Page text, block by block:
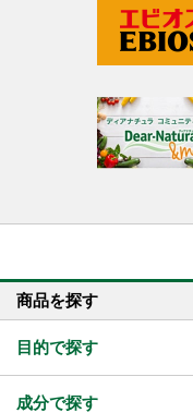
商品を探す
目的で探す
成分で探す